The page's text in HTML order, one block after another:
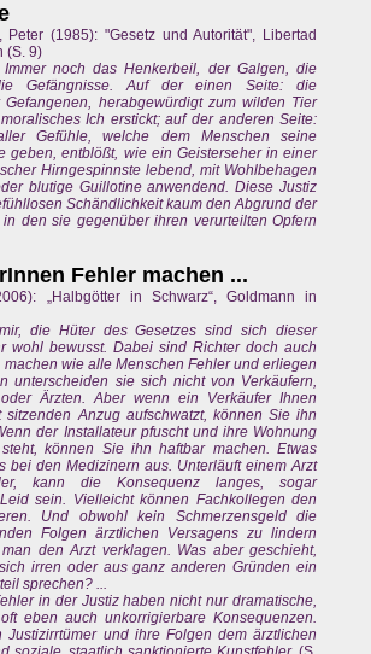
Peter (1985): "Gesetz und Autorität", Libertad
(S. 9)
noch das Henkerbeil, der Galgen, die
Gefängnisse. Auf der einen Seite: die
Gefangenen, herabgewürdigt zum wilden Tier
Ich erstickt; auf der anderen Seite:
Gefühle, welche dem Menschen seine
geben, entblößt, wie ein Geisterseher in einer
Hirngespinnste lebend, mit Wohlbehagen
blutige Guillotine anwendend. Diese Justiz
Schändlichkeit kaum den Abgrund der
in den sie gegenüber ihren verurteilten Opfern
Fehler machen ...
„Halbgötter in Schwarz“, Goldmann in
die Hüter des Gesetzes sind sich dieser
wohl bewusst. Dabei sind Richter doch auch
machen wie alle Menschen Fehler und erliegen
unterscheiden sie sich nicht von Verkäufern,
Ärzten. Aber wenn ein Verkäufer Ihnen
sitzenden Anzug aufschwatzt, können Sie ihn
der Installateur pfuscht und ihre Wohnung
können Sie ihn haftbar machen. Etwas
bei den Medizinern aus. Unterläuft einem Arzt
kann die Konsequenz langes, sogar
sein. Vielleicht können Fachkollegen den
Und obwohl kein Schmerzensgeld die
Folgen ärztlichen Versagens zu lindern
den Arzt verklagen. Was aber geschieht,
irren oder aus ganz anderen Gründen ein
sprechen? ...
in der Justiz haben nicht nur dramatische,
eben auch unkorrigierbare Konsequenzen.
Justizirrtümer und ihre Folgen dem ärztlichen